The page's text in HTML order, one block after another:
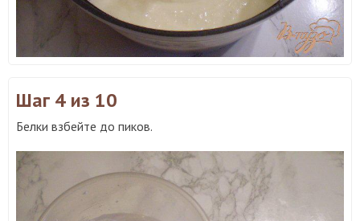
Шаг 4 из 10
Белки взбейте до пиков.